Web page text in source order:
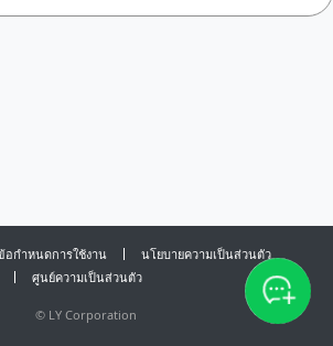
อกำหนดการใช้งาน
นโยบายความเป็นส่วนตัว
ศูนย์ความเป็นส่วนตัว
© LY Corporation